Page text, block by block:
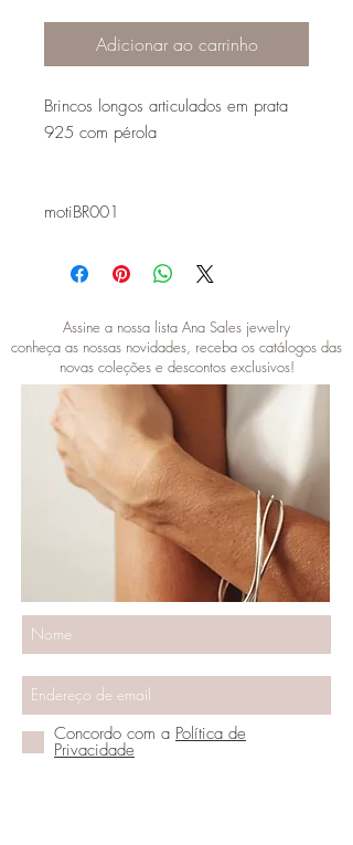
Adicionar ao carrinho
Brincos longos articulados em prata
925 com pérola
motiBR001
Assine a nossa lista Ana Sales jewelry
conheça as nossas novidades, receba os catálogos das
novas coleções e descontos exclusivos!
Concordo com a Política de
Privacidade